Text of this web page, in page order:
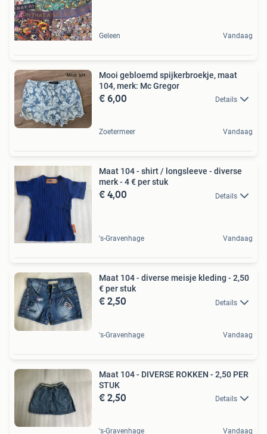
Geleen Vandaag
Mooi gebloemd spijkerbroekje, maat
104, merk: Mc Gregor
€ 6,00 Details
Zoetermeer Vandaag
Maat 104 - shirt / longsleeve - diverse
merk - 4 € per stuk
€ 4,00 Details
's-Gravenhage Vandaag
Maat 104 - diverse meisje kleding - 2,50
€ per stuk
€ 2,50 Details
's-Gravenhage Vandaag
Maat 104 - DIVERSE ROKKEN - 2,50 PER
STUK
€ 2,50 Details
's-Gravenhage Vandaag